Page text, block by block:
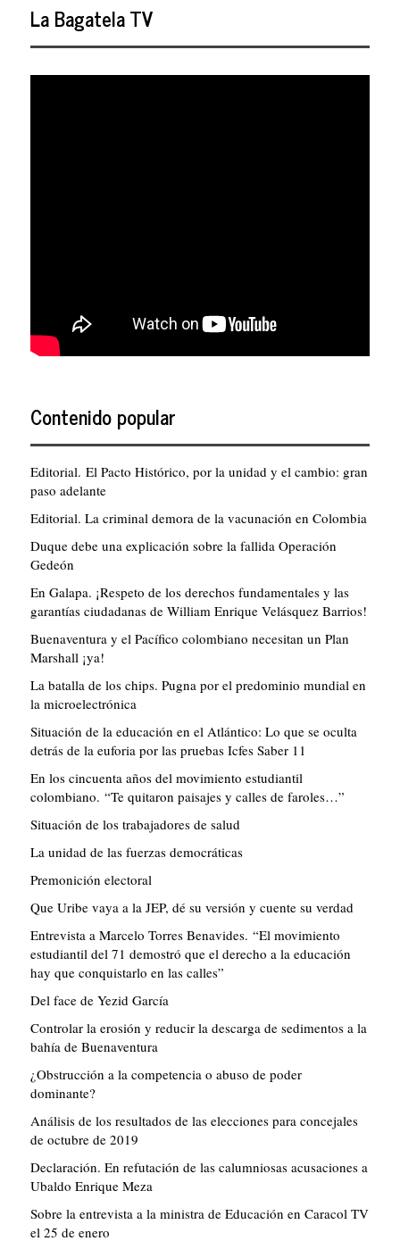
La Bagatela TV
Contenido popular
Editorial. El Pacto Histórico, por la unidad y el cambio: gran
paso adelante
Editorial. La criminal demora de la vacunación en Colombia
Duque debe una explicación sobre la fallida Operación
Gedeón
En Galapa. ¡Respeto de los derechos fundamentales y las
garantías ciudadanas de William Enrique Velásquez Barrios!
Buenaventura y el Pacífico colombiano necesitan un Plan
Marshall ¡ya!
La batalla de los chips. Pugna por el predominio mundial en
la microelectrónica
Situación de la educación en el Atlántico: Lo que se oculta
detrás de la euforia por las pruebas Icfes Saber 11
En los cincuenta años del movimiento estudiantil
colombiano. “Te quitaron paisajes y calles de faroles…”
Situación de los trabajadores de salud
La unidad de las fuerzas democráticas
Premonición electoral
Que Uribe vaya a la JEP, dé su versión y cuente su verdad
Entrevista a Marcelo Torres Benavides. “El movimiento
estudiantil del 71 demostró que el derecho a la educación
hay que conquistarlo en las calles”
Del face de Yezid García
Controlar la erosión y reducir la descarga de sedimentos a la
bahía de Buenaventura
¿Obstrucción a la competencia o abuso de poder
dominante?
Análisis de los resultados de las elecciones para concejales
de octubre de 2019
Declaración. En refutación de las calumniosas acusaciones a
Ubaldo Enrique Meza
Sobre la entrevista a la ministra de Educación en Caracol TV
el 25 de enero